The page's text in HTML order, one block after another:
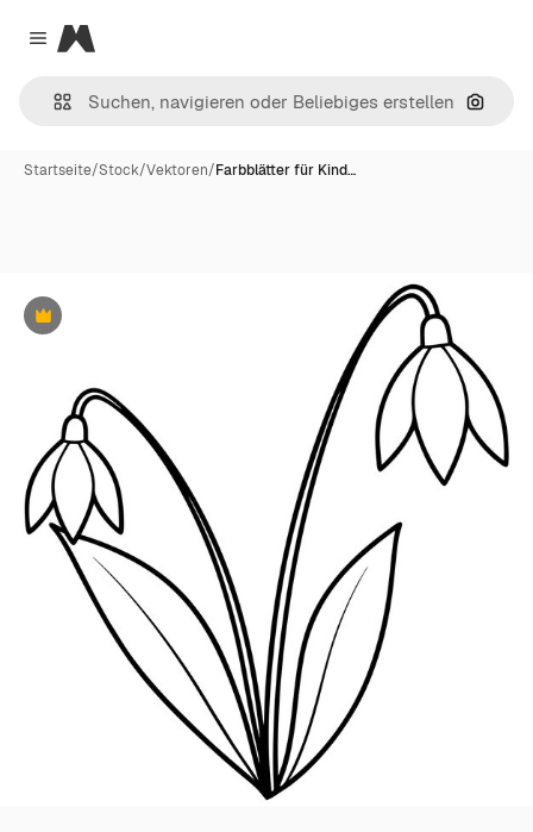
Close menu
Magnific
Nach
Startseite/Stock/Vektoren/Farbblätter für Kind…
Premium